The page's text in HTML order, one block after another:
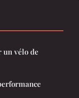
un vélo de